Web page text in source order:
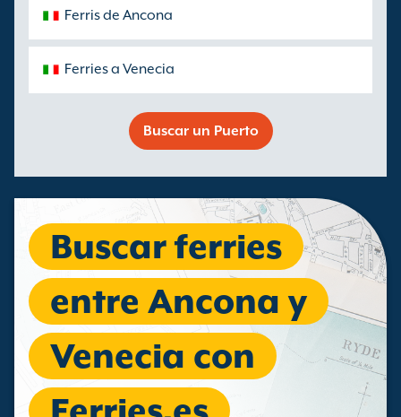
Ferris de Ancona
Ferries a Venecia
Buscar un Puerto
Buscar ferries
entre Ancona y
Venecia con